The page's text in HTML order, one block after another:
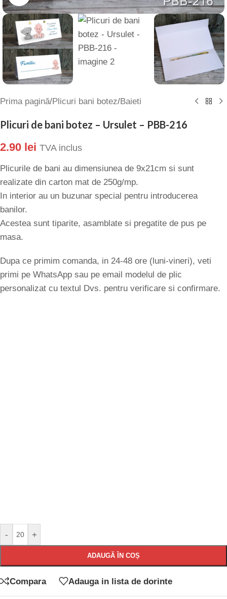
Prima pagină/Plicuri bani botez/Baieti
Plicuri de bani botez – Ursulet – PBB-216
2.90 lei TVA inclus
Plicurile de bani au dimensiunea de 9x21cm si sunt
realizate din carton mat de 250g/mp.
In interior au un buzunar special pentru introducerea
banilor.
Acestea sunt tiparite, asamblate si pregatite de pus pe
masa.
Dupa ce primim comanda, in 24-48 ore (luni-vineri), veti
primi pe WhatsApp sau pe email modelul de plic
personalizat cu textul Dvs. pentru verificare si confirmare.
- +
ADAUGĂ ÎN COȘ
Compara Adauga in lista de dorinte